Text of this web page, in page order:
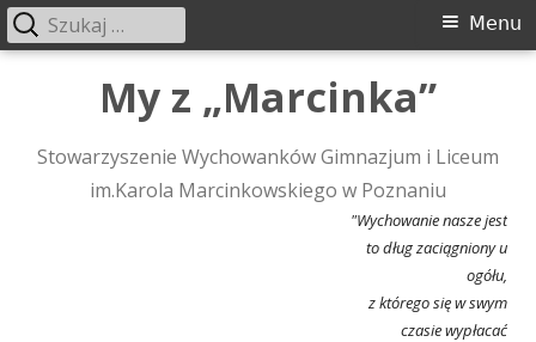
My z „Marcinka”
Stowarzyszenie Wychowanków Gimnazjum i Liceum
im.Karola Marcinkowskiego w Poznaniu
"Wychowanie nasze jest
to dług zaciągniony u
ogółu,
z którego się w swym
czasie wypłacać
Menu
główne
Menu
Szukaj: